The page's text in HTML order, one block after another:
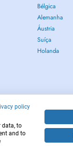
Bélgica
Alemanha
Áustria
Suíça
Holanda
policy
data, to
and to